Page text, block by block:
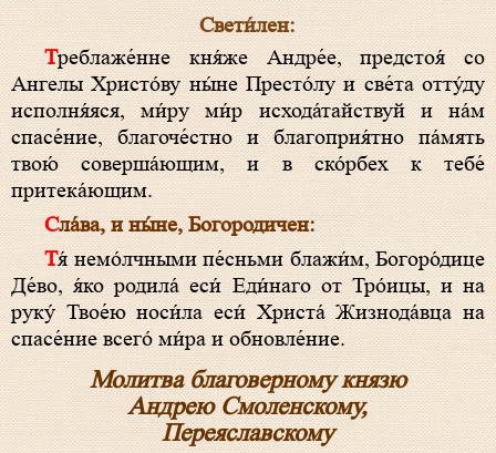
Свети́лен:
Треблаже́нне кня́же Андре́е, предстоя́ со
Ангелы Христо́ву ны́не Престо́лу и све́та отту́ду
исполня́яся, ми́ру ми́р исхода́тайствуй и на́м
спасе́ние, благоче́стно и благоприя́тно па́мять
твою́ соверша́ющим, и в ско́рбех к тебе́
притека́ющим.
Сла́ва, и ны́не, Богородичен:
Тя́ немо́лчными пе́сньми блажи́м, Богоро́дице
Де́во, я́ко родила́ еси́ Еди́наго от Тро́ицы, и на
руку́ Твое́ю носи́ла еси́ Христа́ Жизнода́вца на
спасе́ние всего́ ми́ра и обновле́ние.
Молитва благоверному князю
Андрею Смоленскому,
Переяславскому